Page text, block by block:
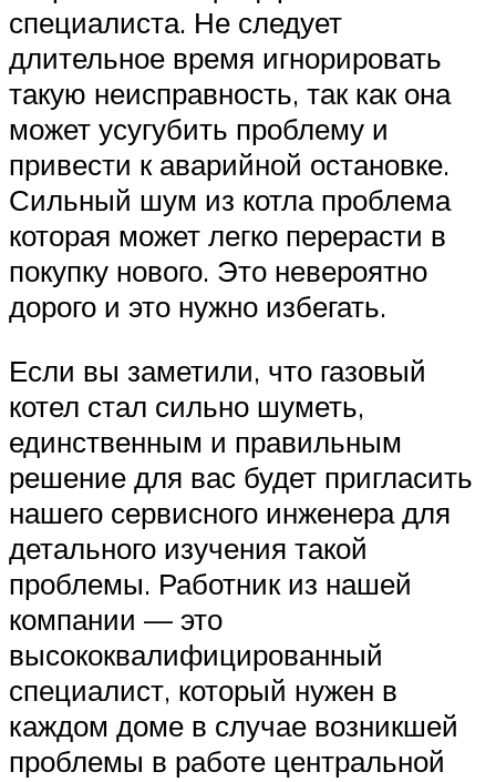
специалиста. Не следует
длительное время игнорировать
такую неисправность, так как она
может усугубить проблему и
привести к аварийной остановке.
Сильный шум из котла проблема
которая может легко перерасти в
покупку нового. Это невероятно
дорого и это нужно избегать.
Если вы заметили, что газовый
котел стал сильно шуметь,
единственным и правильным
решение для вас будет пригласить
нашего сервисного инженера для
детального изучения такой
проблемы. Работник из нашей
компании — это
высококвалифицированный
специалист, который нужен в
каждом доме в случае возникшей
проблемы в работе центральной